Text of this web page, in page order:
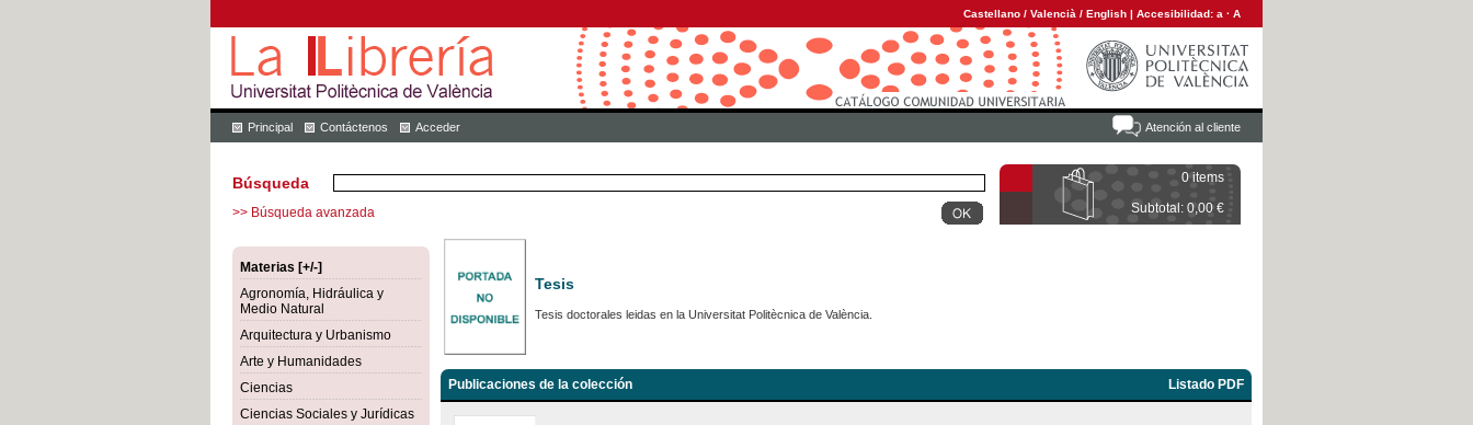
Castellano / Valencià / English | Accesibilidad: a · A
Atención al cliente
Principal Contáctenos Acceder
0 items
Subtotal: 0,00 €
Búsqueda
>> Búsqueda avanzada
Materias [+/-]
Agronomía, Hidráulica y
Medio Natural
Arquitectura y Urbanismo
Arte y Humanidades
Ciencias
Ciencias Sociales y Jurídicas
Tesis
Tesis doctorales leidas en la Universitat Politècnica de València.
Publicaciones de la colección Listado PDF